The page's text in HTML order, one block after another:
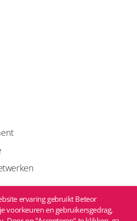
ervaring gebruikt Beteor
voorkeuren en gebruikersgedrag,